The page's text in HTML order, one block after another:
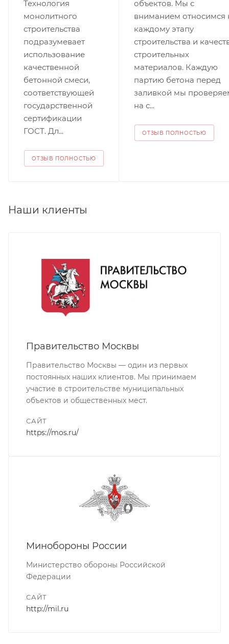
Технология
монолитного
строительства
подразумевает
использование
качественной
бетонной смеси,
соответствующей
государственной
сертификации
ГОСТ. Дл...
ОТЗЫВ ПОЛНОСТЬЮ
объектов. Мы с
вниманием относимся
каждому этапу
строительства и
строительных
материалов. Каждую
партию бетона перед
заливкой мы
на с...
ОТЗЫВ ПОЛНОСТЬЮ
Наши клиенты
Правительство Москвы
Правительство Москвы — один из первых
постоянных наших клиентов. Мы принимаем
участие в строительстве муниципальных
объектов и общественных мест.
САЙТ
https://mos.ru/
Минобороны России
Министерство обороны Российской
Федерации
САЙТ
http://mil.ru